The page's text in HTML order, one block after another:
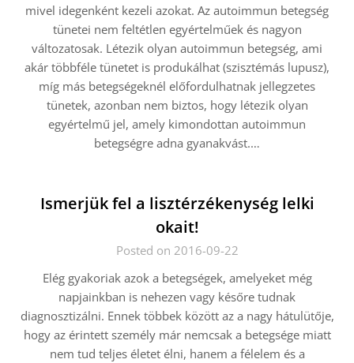
mivel idegenként kezeli azokat. Az autoimmun betegség
tünetei nem feltétlen egyértelműek és nagyon
változatosak. Létezik olyan autoimmun betegség, ami
akár többféle tünetet is produkálhat (szisztémás lupusz),
míg más betegségeknél előfordulhatnak jellegzetes
tünetek, azonban nem biztos, hogy létezik olyan
egyértelmű jel, amely kimondottan autoimmun
betegségre adna gyanakvást.…
Ismerjük fel a lisztérzékenység lelki
okait!
Posted on 2016-09-22
Elég gyakoriak azok a betegségek, amelyeket még
napjainkban is nehezen vagy későre tudnak
diagnosztizálni. Ennek többek között az a nagy hátulütője,
hogy az érintett személy már nemcsak a betegsége miatt
nem tud teljes életet élni, hanem a félelem és a